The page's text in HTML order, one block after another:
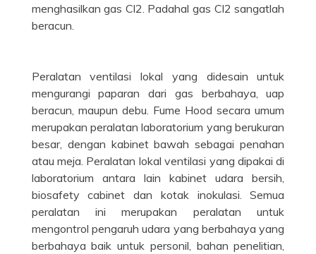
menghasilkan gas Cl2. Padahal gas Cl2 sangatlah
beracun.
Peralatan ventilasi lokal yang didesain untuk
mengurangi paparan dari gas berbahaya, uap
beracun, maupun debu. Fume Hood secara umum
merupakan peralatan laboratorium yang berukuran
besar, dengan kabinet bawah sebagai penahan
atau meja. Peralatan lokal ventilasi yang dipakai di
laboratorium antara lain kabinet udara bersih,
biosafety cabinet dan kotak inokulasi. Semua
peralatan ini merupakan peralatan untuk
mengontrol pengaruh udara yang berbahaya yang
berbahaya baik untuk personil, bahan penelitian,